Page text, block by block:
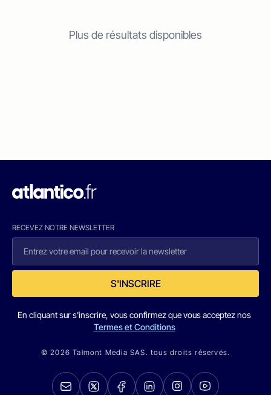
Plus de résultats disponibles
RECEVEZ NOTRE NEWSLETTER
S'INSCRIRE
En cliquant sur s'inscrire, vous confirmez que vous acceptez nos
Termes et Conditions
© 2026 Talmont Media SAS. tous droits réservés.